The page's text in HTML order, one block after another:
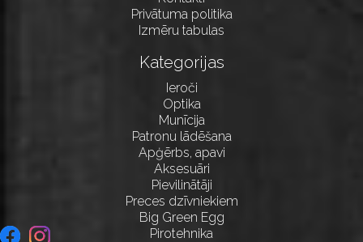
Privātuma politika
Izmēru tabulas
Kategorijas
Ieroči
Optika
Munīcija
Patronu lādēšana
Apģērbs, apavi
Aksesuāri
Pievilinātāji
Preces dzīvniekiem
Big Green Egg
Pirotehnika